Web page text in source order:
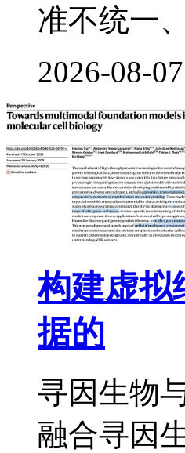
准不统一
2026-08-07
构建虚拟
据的
寻因生物
融合寻因